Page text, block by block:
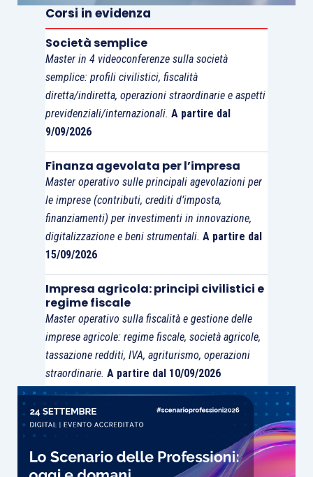
Corsi in evidenza
Società semplice
Master in 4 videoconferenze sulla società
semplice: profili civilistici, fiscalità
diretta/indiretta, operazioni straordinarie e aspetti
previdenziali/internazionali. A partire dal
9/09/2026
Finanza agevolata per l’impresa
Master operativo sulle principali agevolazioni per
le imprese (contributi, crediti d’imposta,
finanziamenti) per investimenti in innovazione,
digitalizzazione e beni strumentali. A partire dal
15/09/2026
Impresa agricola: principi civilistici e
regime fiscale
Master operativo sulla fiscalità e gestione delle
imprese agricole: regime fiscale, società agricole,
tassazione redditi, IVA, agriturismo, operazioni
straordinarie. A partire dal 10/09/2026